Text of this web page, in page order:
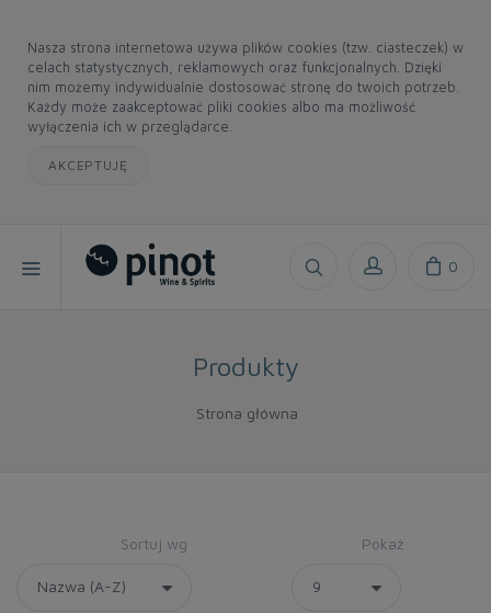
Nasza strona internetowa używa plików cookies (tzw. ciasteczek) w
celach statystycznych, reklamowych oraz funkcjonalnych. Dzięki
nim możemy indywidualnie dostosować stronę do twoich potrzeb.
Każdy może zaakceptować pliki cookies albo ma możliwość
wyłączenia ich w przeglądarce.
AKCEPTUJĘ
0
Produkty
Strona główna
Sortuj wg Pokaż